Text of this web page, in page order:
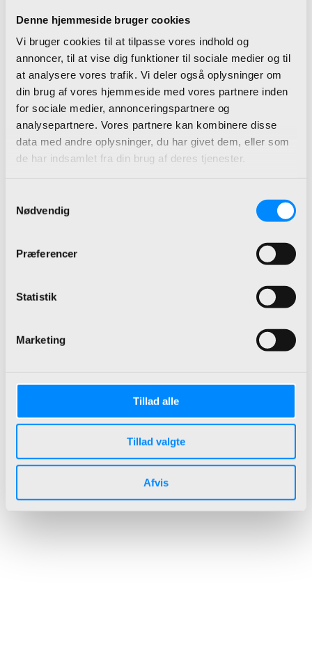
Denne hjemmeside bruger cookies
Vi bruger cookies til at tilpasse vores indhold og
annoncer, til at vise dig funktioner til sociale medier og til
at analysere vores trafik. Vi deler også oplysninger om
din brug af vores hjemmeside med vores partnere inden
for sociale medier, annonceringspartnere og
analysepartnere. Vores partnere kan kombinere disse
data med andre oplysninger, du har givet dem, eller som
de har indsamlet fra din brug af deres tjenester.
Nødvendig
Præferencer
Statistik
Marketing
Tillad alle
Tillad valgte
Afvis
Læs mere om voresERP-
løsninger her